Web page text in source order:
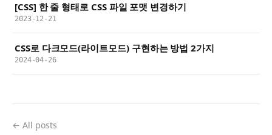
[CSS] 한 줄 형태로 CSS 파일 포맷 변경하기
2023-12-21
CSS로 다크모드(라이트모드) 구현하는 방법 2가지
2024-04-26
← All posts